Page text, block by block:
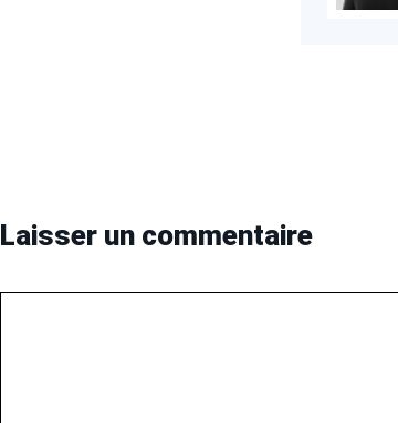
Laisser un commentaire